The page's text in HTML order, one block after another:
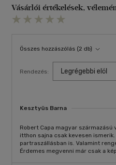
Vásárlói értékelések,
Összes hozzászólás (2 db)
Rendezés:
Kesztyüs Barna
Robert Capa magyar
itthon sajna csak kevesen
partraszállásban is. Valamint
Érdemes megvenni már csak a